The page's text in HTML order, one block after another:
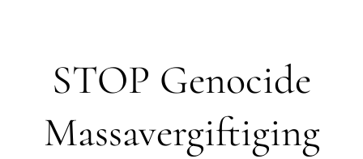
STOP Genocide
Massavergiftiging